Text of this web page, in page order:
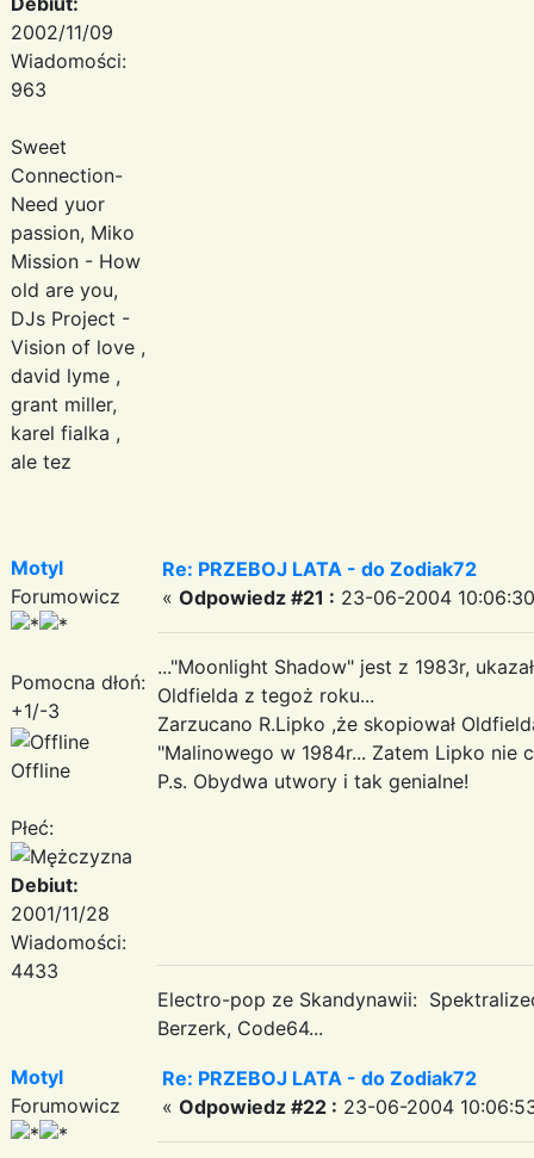
2002/11/09
Wiadomości:
963
Sweet
Connection-
Need yuor
passion, Miko
Mission - How
old are you,
DJs Project -
Vision of love ,
david lyme ,
grant miller,
karel fialka ,
ale tez
Motyl
Forumowicz
Pomocna dłoń:
+1/-3
Offline
Płeć:
Debiut:
2001/11/28
Wiadomości:
4433
Re: PRZEBOJ LATA - do Zodiak72
« Odpowiedz #21 : 23-06-2004
..."Moonlight Shadow" jest z 1983r,
Oldfielda z tegoż roku...
Zarzucano R.Lipko ,że skopiował
"Malinowego w 1984r... Zatem Lipko nie
P.s. Obydwa utwory i tak genialne!
Electro-pop ze Skandynawii:
Berzerk, Code64...
Motyl
Forumowicz
Re: PRZEBOJ LATA - do Zodiak72
« Odpowiedz #22 : 23-06-2004